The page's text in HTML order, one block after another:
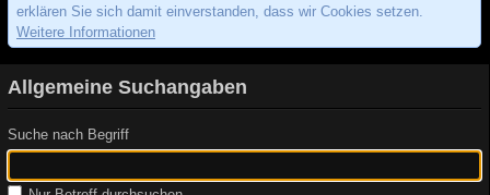
erklären Sie sich damit einverstanden, dass wir Cookies setzen.
Weitere Informationen
Allgemeine Suchangaben
Suche nach Begriff